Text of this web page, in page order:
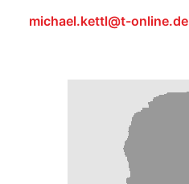
michael.kettl@t-online.de